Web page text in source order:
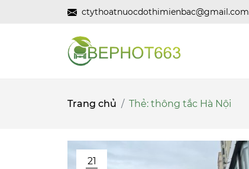
ctythoatnuocdothimienbac@gmail.com
Trang chủ Thẻ: thông tắc Hà Nội
21